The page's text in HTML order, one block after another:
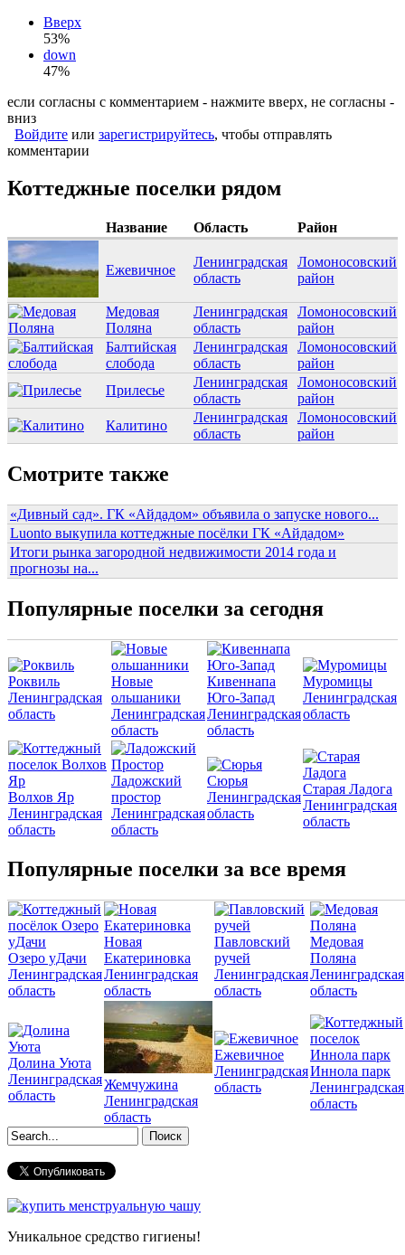
Вверх
53%
down
47%
если согласны с комментарием - нажмите вверх, не согласны -
вниз
Войдите или зарегистрируйтесь, чтобы отправлять
комментарии
Коттеджные поселки рядом
Название Область Район
Ежевичное
Ленинградская
область
Ломоносовский
район
Медовая
Поляна
Ленинградская
область
Ломоносовский
район
Балтийская
слобода
Ленинградская
область
Ломоносовский
район
Прилесье
Ленинградская
область
Ломоносовский
район
Калитино
Ленинградская
область
Ломоносовский
район
Смотрите также
«Дивный сад». ГК «Айдадом» объявила о запуске нового...
Luonto выкупила коттеджные посёлки ГК «Айдадом»
Итоги рынка загородной недвижимости 2014 года и
прогнозы на...
Популярные поселки за сегодня
Роквиль
Ленинградская
область
Новые
ольшаники
Ленинградская
область
Кивеннапа
Юго-Запад
Ленинградская
область
Муромицы
Ленинградская
область
Волхов Яр
Ленинградская
область
Ладожский
простор
Ленинградская
область
Сюрья
Ленинградская
область
Старая Ладога
Ленинградская
область
Популярные поселки за все время
Озеро уДачи
Ленинградская
область
Новая
Екатериновка
Ленинградская
область
Павловский
ручей
Ленинградская
область
Медовая
Поляна
Ленинградская
область
Долина Уюта
Ленинградская
область
Жемчужина
Ленинградская
область
Ежевичное
Ленинградская
область
Иннола парк
Ленинградская
область
Форма поиска
Уникальное средство гигиены!